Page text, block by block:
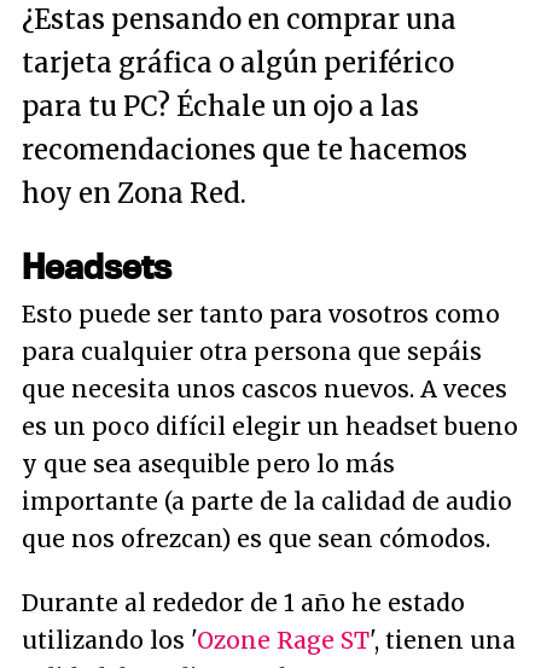
¿Estas pensando en comprar una
tarjeta gráfica o algún periférico
para tu PC? Échale un ojo a las
recomendaciones que te hacemos
hoy en Zona Red.
Headsets
Esto puede ser tanto para vosotros como
para cualquier otra persona que sepáis
que necesita unos cascos nuevos. A veces
es un poco difícil elegir un headset bueno
y que sea asequible pero lo más
importante (a parte de la calidad de audio
que nos ofrezcan) es que sean cómodos.
Durante al rededor de 1 año he estado
utilizando los 'Ozone Rage ST', tienen una